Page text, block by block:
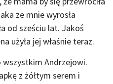
ze mnie wyrosła
od sześciu lat. Jakoś
użyła jej właśnie teraz.
wszystkim Andrzejowi.
z żółtym serem i